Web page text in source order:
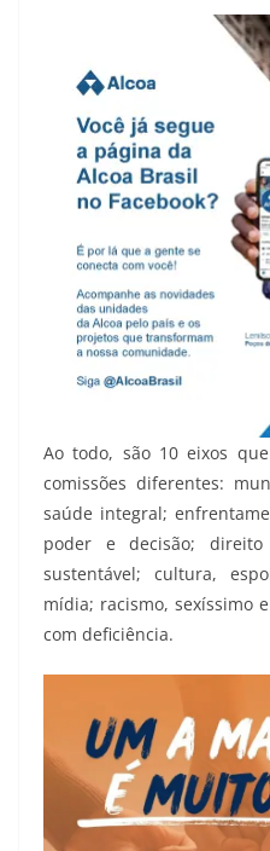
Ao todo, são 10 eixos
comissões diferentes:
saúde integral;
poder e decisão;
sustentável; cultura,
mídia; racismo, sexíssimo
com deficiência.